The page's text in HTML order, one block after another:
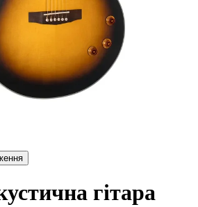
гітара